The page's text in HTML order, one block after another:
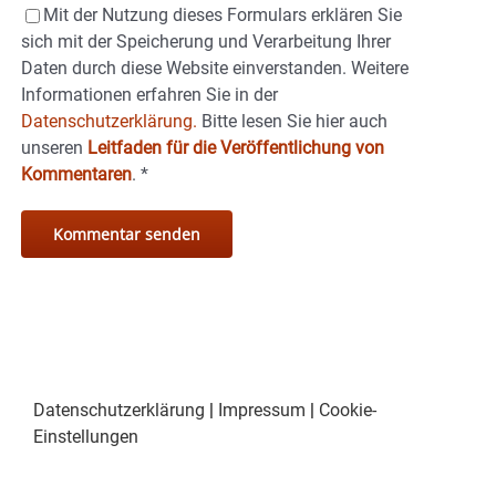
Mit der Nutzung dieses Formulars erklären Sie
sich mit der Speicherung und Verarbeitung Ihrer
Daten durch diese Website einverstanden. Weitere
Informationen erfahren Sie in der
Datenschutzerklärung. Bitte lesen Sie hier auch
unseren Leitfaden für die Veröffentlichung von
Kommentaren. *
Datenschutzerklärung Impressum
Cookie-
Einstellungen